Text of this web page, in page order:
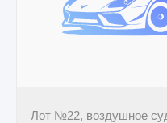
Лот №22, воздушное